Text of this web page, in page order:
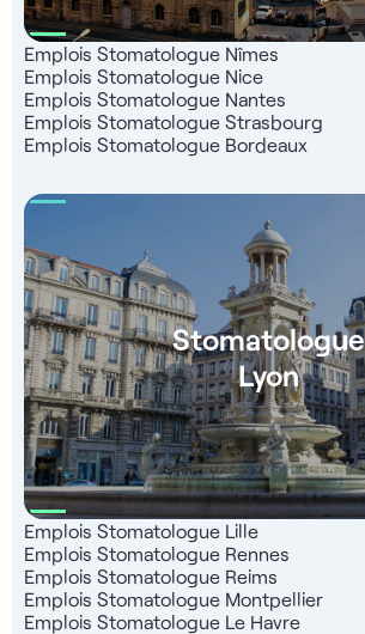
Emplois Stomatologue Nîmes
Emplois Stomatologue Nice
Emplois Stomatologue Nantes
Emplois Stomatologue Strasbourg
Emplois Stomatologue Bordeaux
Stomatologue
Lyon
Emplois Stomatologue Lille
Emplois Stomatologue Rennes
Emplois Stomatologue Reims
Emplois Stomatologue Montpellier
Emplois Stomatologue Le Havre